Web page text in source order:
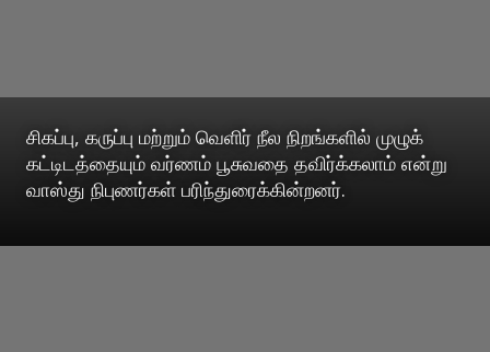
சிகப்பு, கருப்பு மற்றும் வெளிர் நீல நிறங்களில் முழுக்
கட்டிடத்தையும் வர்ணம் பூசுவதை தவிர்க்கலாம் என்று
வாஸ்து நிபுணர்கள் பரிந்துரைக்கின்றனர்.